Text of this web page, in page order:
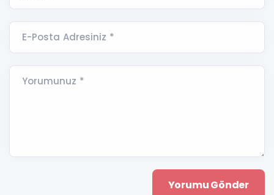
E-Posta Adresiniz *
Yorumunuz *